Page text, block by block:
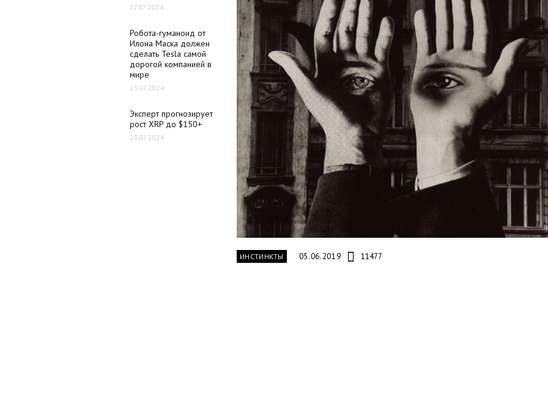
27.07.2024
Робота-гуманоид от
Илона Маска должен
сделать Tesla самой
дорогой компанией в
мире
23.07.2024
Эксперт прогнозирует
рост XRP до $150+
23.07.2024
ИНСТИНКТЫ 05.06.2019 11477